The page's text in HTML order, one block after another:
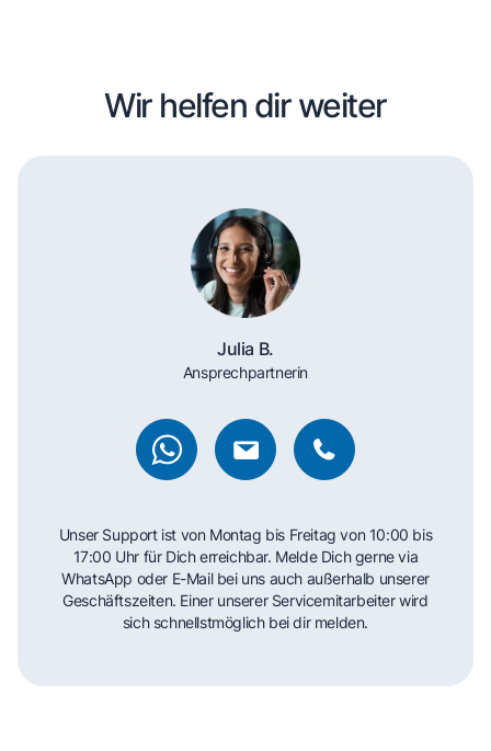
Wir helfen dir weiter
Julia B.
Ansprechpartnerin
Unser Support ist von Montag bis Freitag von 10:00 bis
17:00 Uhr für Dich erreichbar. Melde Dich gerne via
WhatsApp oder E-Mail bei uns auch außerhalb unserer
Geschäftszeiten. Einer unserer Servicemitarbeiter wird
sich schnellstmöglich bei dir melden.